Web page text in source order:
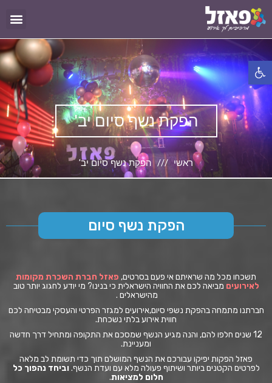
פתח סרגל נגישות
הפקת נשף סיום יב'
ראשי הפקת נשף סיום יב'
הפקת נשף סיום
תשכחו מכל מה שראיתם אי פעם בסרטים, פאזל חברת השכרת מקומות
לאירועים מביאה לכם את החוויה הישראלית כי בנינו? מי יודע לחגוג יותר טוב
מהישראלים .
חברתנו מתמחה בהפקת נשפי סיום,אירועים למגזר הפרטי והעסקי מבטיחה לכם
חווית אירוע בלתי נשכחת.
12 שנים חלפו להם, והנה מגיע הנשף שמסכם את התקופה ומתחיל דרך חדשה
ומעניינת.
פאזל הפקות יפיקו עבורכם את הנשף המושלם תוך כדי תשומת לב מלאה
לפרטים הקטנים ביותר ושיתוף פעולה מלא עם ועדת הנשף. וביחד נהפוך כל
חלום למציאות.